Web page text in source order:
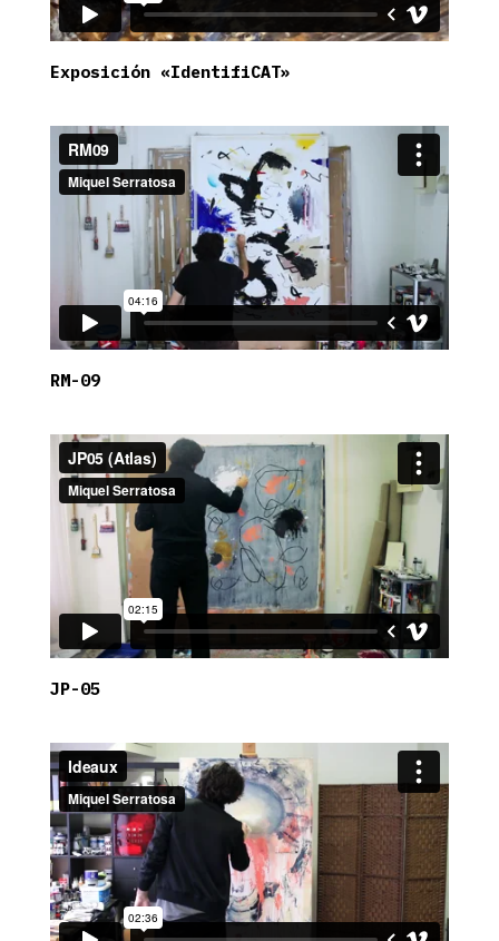
Exposición «IdentifiCAT»
RM-09
JP-05